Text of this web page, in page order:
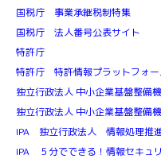
国税庁 事業承継税制特集
国税庁 法人番号公表サイト
特許庁
特許庁 特許情報プラットフォー
独立行政法人 中小企業基盤整備
独立行政法人 中小企業基盤整備
IPA 独立行政法人 情報処理推
IPA ５分でできる！情報セキュ